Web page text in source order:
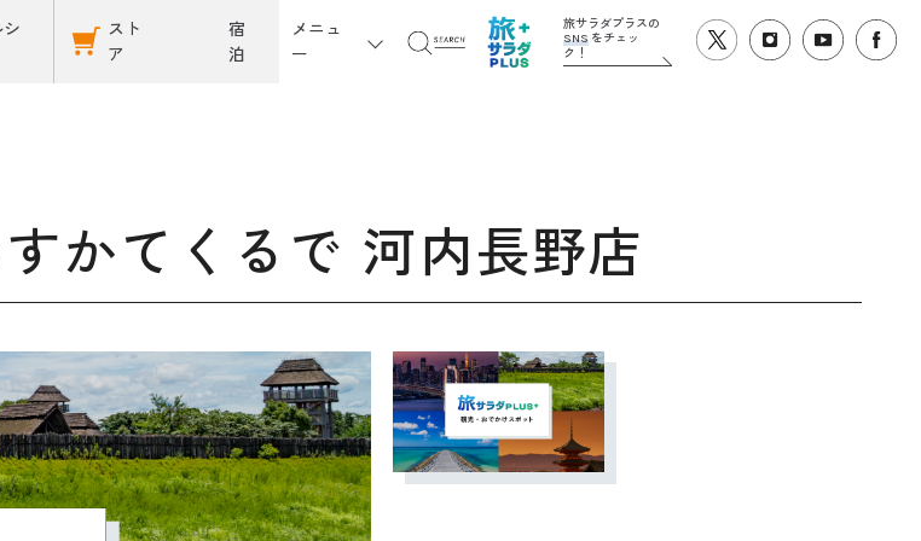
スト
ア
宿
泊
メニュ
ー
旅サラダプラスの
SNSをチェッ
ク！
かてくるで 河内長野店